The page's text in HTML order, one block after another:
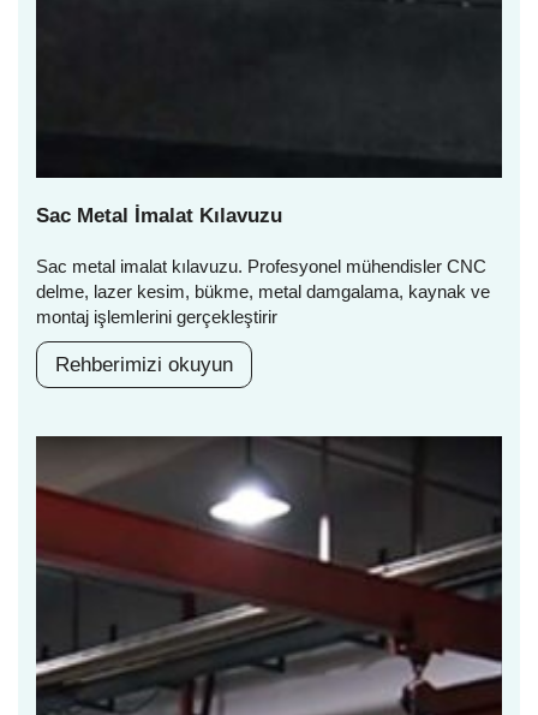
Sac Metal İmalat Kılavuzu
Sac metal imalat kılavuzu. Profesyonel mühendisler CNC
delme, lazer kesim, bükme, metal damgalama, kaynak ve
montaj işlemlerini gerçekleştirir
Rehberimizi okuyun